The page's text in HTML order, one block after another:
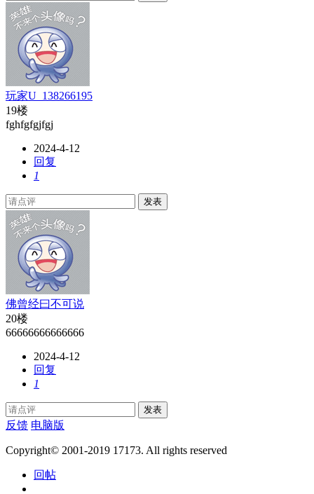
玩家U_138266195
19楼
fghfgfgjfgj
2024-4-12
回复
1
发表
佛曾经曰不可说
20楼
66666666666666
2024-4-12
回复
1
发表
反馈 电脑版
Copyright© 2001-2019 17173. All rights reserved
回帖